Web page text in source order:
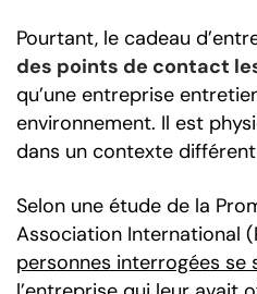
Pourtant, le cadeau
des points de contact
qu’une entreprise
environnement. Il est
dans un contexte différent
Selon une étude de la
Association International
personnes interrogées se